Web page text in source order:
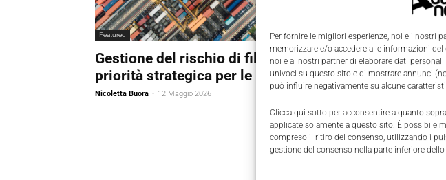
Per fornire le migliori esperienze, noi e i nostri
memorizzare e/o accedere alle informazioni
noi e ai nostri partner di elaborare dati
univoci su questo sito e di mostrare annunci
può influire negativamente su alcune
Clicca qui sotto per acconsentire a quanto
applicate solamente a questo sito. È possibile
compreso il ritiro del consenso, utilizzando i
gestione del consenso nella parte inferiore
Featured
Gestione del rischio di filiera: una
priorità strategica per le imprese
Nicoletta Buora - 12 Maggio 2026